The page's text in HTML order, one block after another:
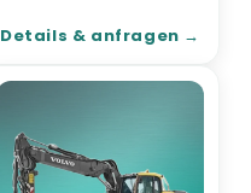
Details & anfragen